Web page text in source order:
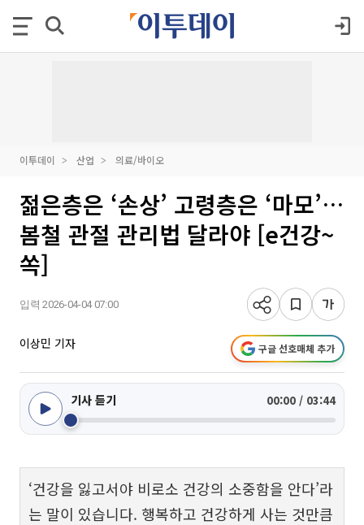
이투데이 산업 의료/바이오
젊은층은 ‘손상’ 고령층은 ‘마모’…
봄철 관절 관리법 달라야 [e건강~
쏙]
입력 2026-04-04 07:00
이상민 기자 구글 선호매체 추가
기사 듣기 00:00 / 03:44
‘건강을 잃고서야 비로소 건강의 소중함을 안다’라
는 말이 있습니다. 행복하고 건강하게 사는 것만큼